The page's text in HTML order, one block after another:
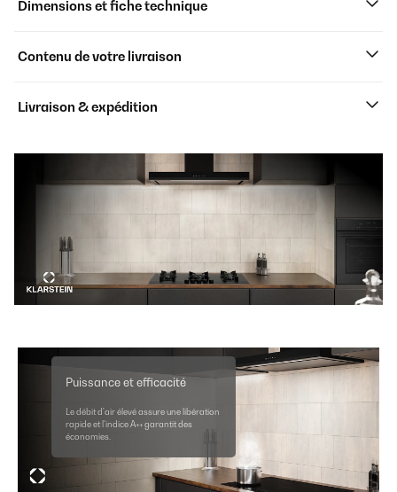
Dimensions et fiche technique
Contenu de votre livraison
Livraison & expédition
Puissance et efficacité
Le débit d'air élevé assure une libération
rapide et l'indice A++ garantit des
économies.